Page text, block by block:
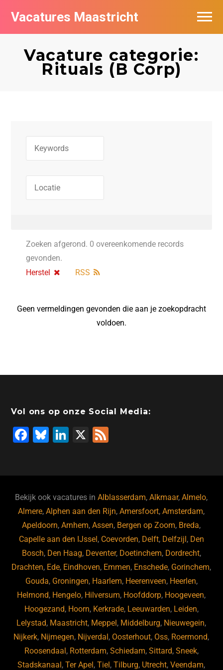
Vacatures Maastricht
Vacature categorie:
Rituals (B Corp)
Zoeken afgerond. 0 overeenkomende records
gevonden.
Herstel
RSS
Geen vermeldingen gevonden die aan je zoekopdracht
voldoen.
Vol ons op onze Social Media:
F
b
o
o
k
Bl
ky
Li
dI
n
X
Bekijk ook vacatures inAlblasserdam,Alkmaar,Almelo,
Almere,Alphen aan den Rijn,Amersfoort,Amsterdam,
Apeldoorn,Arnhem,Assen, Bergen op Zoom, Breda,
Capelle aan den IJssel , Coevorden, Delft, Delfzijl , Den
Bosch, Den Haag, Deventer, Doetinchem, Dordrecht,
Drachten, Ede, Eindhoven, Emmen, Enschede, Gorinchem,
Gouda, Groningen, Haarlem, Heerenveen, Heerlen,
Helmond, Hengelo, Hilversum, Hoofddorp, Hoogeveen,
Hoogezand, Hoorn, Kerkrade, Leeuwarden, Leiden,
Lelystad, Maastricht, Meppel , Middelburg, Nieuwegein,
Nijkerk, Nijmegen, Nijverdal , Oosterhout, Oss, Roermond,
Roosendaal , Rotterdam, Schiedam, Sittard, Sneek,
Stadskanaal ,Ter Apel ,Tiel ,Tilburg, Utrecht,Veendam,
Vacatures per bedrijf in Maastricht
De populairste vacatures in Maastricht